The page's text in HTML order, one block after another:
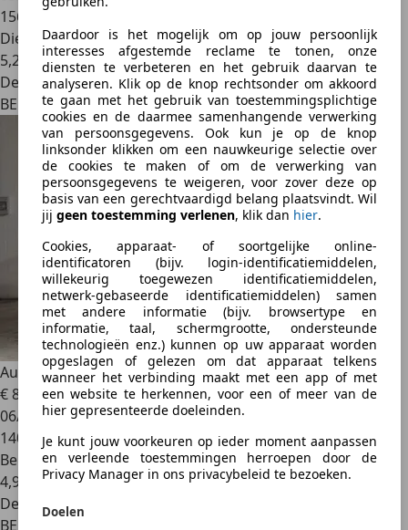
Daardoor is het mogelijk om op jouw persoonlijk
interesses afgestemde reclame te tonen, onze
diensten te verbeteren en het gebruik daarvan te
analyseren. Klik op de knop rechtsonder om akkoord
te gaan met het gebruik van toestemmingsplichtige
cookies en de daarmee samenhangende verwerking
van persoonsgegevens. Ook kun je op de knop
linksonder klikken om een nauwkeurige selectie over
de cookies te maken of om de verwerking van
persoonsgegevens te weigeren, voor zover deze op
basis van een gerechtvaardigd belang plaatsvindt. Wil
jij geen toestemming verlenen, klik dan hier.
Cookies, apparaat- of soortgelijke online-
identificatoren (bijv. login-identificatiemiddelen,
willekeurig toegewezen identificatiemiddelen,
netwerk-gebaseerde identificatiemiddelen) samen
met andere informatie (bijv. browsertype en
informatie, taal, schermgrootte, ondersteunde
technologieën enz.) kunnen op uw apparaat worden
opgeslagen of gelezen om dat apparaat telkens
wanneer het verbinding maakt met een app of met
een website te herkennen, voor een of meer van de
hier gepresenteerde doeleinden.
Je kunt jouw voorkeuren op ieder moment aanpassen
en verleende toestemmingen herroepen door de
Privacy Manager in ons privacybeleid te bezoeken.
Doelen
156.000 km
Diesel
5,2 l/100 km (comb.)
Dealer
BE 4367
Audi A3***Audi A3 automatique Garantie 12 mois ✅
€ 8.900
06/2013
140.000 km
Benzine
4,9 l/100 km (comb.)
Dealer
BE 4000